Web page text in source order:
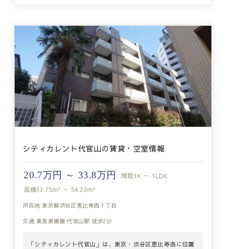
シティカレント代官山の賃貸・空室情報
20.7万円 ～ 33.8万円 間取1K ～ 1LDK
面積33.75m² ～ 54.22m²
所在地:東京都渋谷区恵比寿西１丁目
交通:東急東横線 代官山駅 徒歩2分
「シティカレント代官山」は、東京・渋谷区恵比寿西に位置